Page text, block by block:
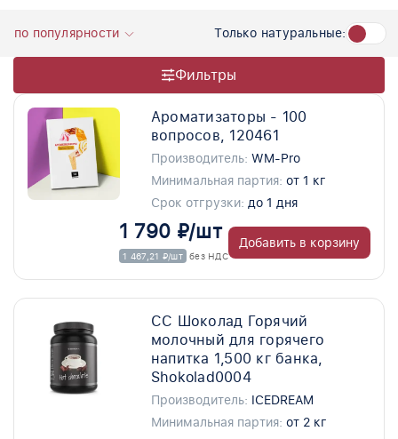
по популярности Только натуральные:
Фильтры
Ароматизаторы - 100
вопросов, 120461
Производитель: WM-Pro
Минимальная партия: от 1 кг
Срок отгрузки: до 1 дня
1 790 ₽/шт
1 467,21 ₽/шт без НДС
Добавить в корзину
СС Шоколад Горячий
молочный для горячего
напитка 1,500 кг банка,
Shokolad0004
Производитель: ICEDREAM
Минимальная партия: от 2 кг